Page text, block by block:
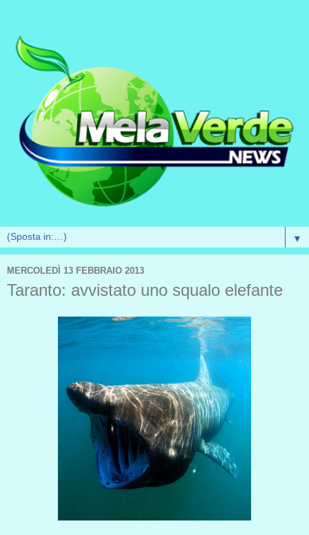
▼
MERCOLEDÌ 13 FEBBRAIO 2013
Taranto: avvistato uno squalo elefante